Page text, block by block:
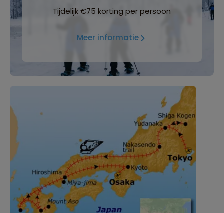
Tijdelijk €75 korting per persoon
Meer informatie